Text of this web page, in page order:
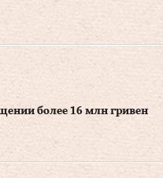
более 16 млн гривен